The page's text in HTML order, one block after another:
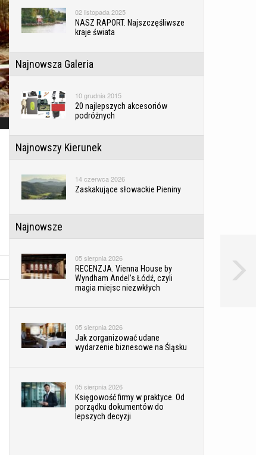
02 listopada 2025
NASZ RAPORT. Najszczęśliwsze
kraje świata
Najnowsza Galeria
10 grudnia 2015
20 najlepszych akcesoriów
podróżnych
Najnowszy Kierunek
14 czerwca 2026
Zaskakujące słowackie Pieniny
Najnowsze
05 sierpnia 2026
RECENZJA. Vienna House by
Wyndham Andel’s Łódź, czyli
magia miejsc niezwkłych
05 sierpnia 2026
Jak zorganizować udane
wydarzenie biznesowe na Śląsku
05 sierpnia 2026
Księgowość firmy w praktyce. Od
porządku dokumentów do
lepszych decyzji